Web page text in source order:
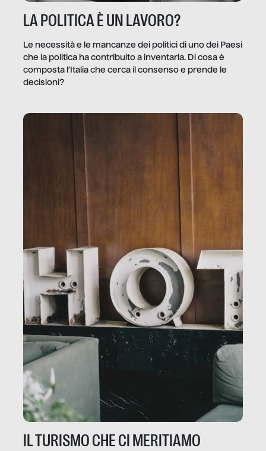
LA POLITICA È UN LAVORO?
Le necessità e le mancanze dei politici di uno dei Paesi
che la politica ha contribuito a inventarla. Di cosa è
composta l’Italia che cerca il consenso e prende le
decisioni?
IL TURISMO CHE CI MERITIAMO